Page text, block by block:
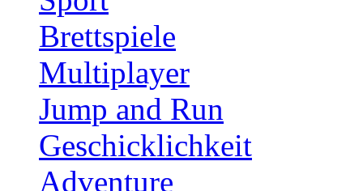
Brettspiele
Multiplayer
Jump and Run
Geschicklichkeit
Adventure